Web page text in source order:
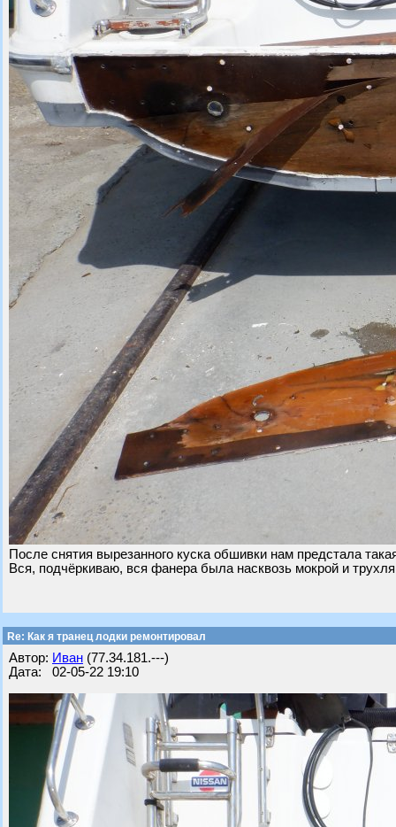
После снятия вырезанного куска обшивки нам предстала
Вся, подчёркиваю, вся фанера была насквозь мокрой и
Re: Как я транец лодки ремонтировал
Автор: Иван (77.34.181.---)
Дата: 02-05-22 19:10